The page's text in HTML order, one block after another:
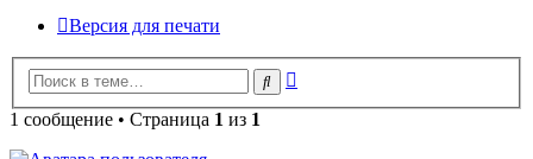
Версия для печати
Поиск
1 сообщение • Страница 1 из 1